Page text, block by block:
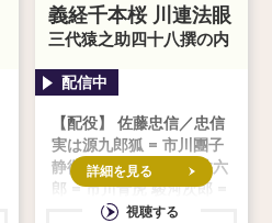
義経千本桜 川連法眼
館
三代猿之助四十八撰の内
【配役】 佐藤忠信／忠信
実は源九郎狐 = 市川團子
静御前 = 坂東新悟 亀井六
郎 = 市川青虎 駿河次郎 =
市川右近 川連法眼 = 市川
詳細を見る
視聴する